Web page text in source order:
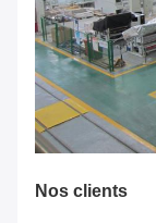
Nos clients